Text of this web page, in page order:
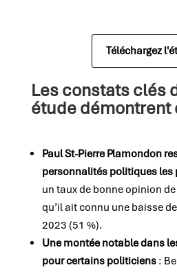
Téléchargez
Les constats clés
étude
Paul St-Pierre Plamondon
personnalités politiques les
un taux de bonne opinion
qu’il ait connu une baisse
2023 (51 %).
Une montée notable dans
pour certains politiciens: